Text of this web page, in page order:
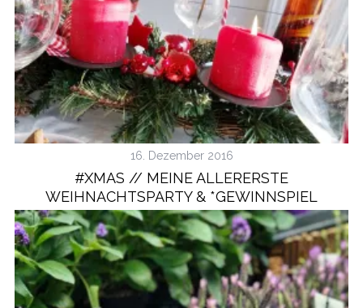
16. Dezember 2016
#XMAS // MEINE ALLERERSTE
WEIHNACHTSPARTY & *GEWINNSPIEL